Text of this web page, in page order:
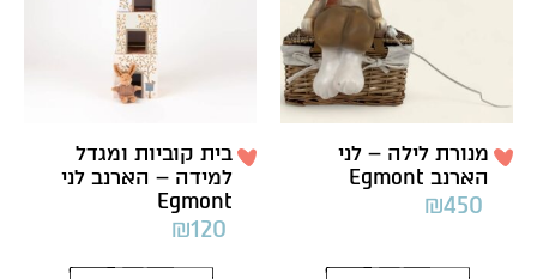
מנורת לילה – לני
הארנב Egmont
₪450
בית קוביות ומגדל
למידה – הארנב לני
Egmont
₪120